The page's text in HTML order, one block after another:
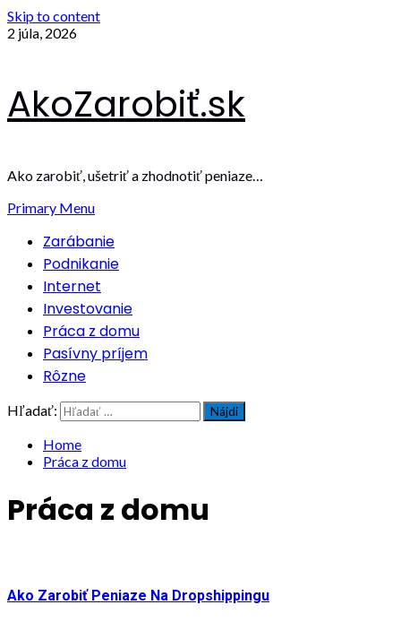
Skip to content
2 júla, 2026
AkoZarobiť.sk
Ako zarobiť, ušetriť a zhodnotiť peniaze…
Primary Menu
Zarábanie
Podnikanie
Internet
Investovanie
Práca z domu
Pasívny príjem
Rôzne
Hľadať:
Home
Práca z domu
Práca z domu
Ako Zarobiť Peniaze Na Dropshippingu